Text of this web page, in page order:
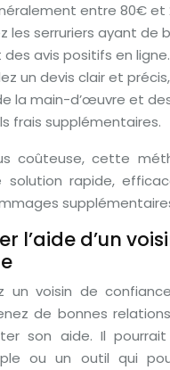
entre 80€ et
les serruriers ayant de
avis positifs en ligne.
un devis clair et
la main-d’œuvre et
frais supplémentaires.
coûteuse, cette
solution rapide,
l’aide d’un
un voisin de
de bonnes
son aide. Il
ou un outil qui